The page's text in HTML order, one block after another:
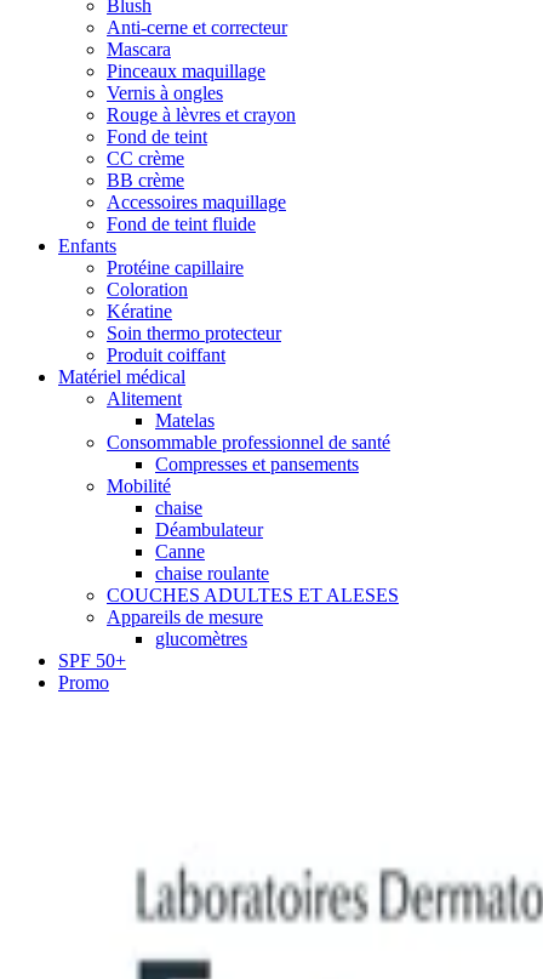
Blush
Anti-cerne et correcteur
Mascara
Pinceaux maquillage
Vernis à ongles
Rouge à lèvres et crayon
Fond de teint
CC crème
BB crème
Accessoires maquillage
Fond de teint fluide
Enfants
Protéine capillaire
Coloration
Kératine
Soin thermo protecteur
Produit coiffant
Matériel médical
Alitement
Matelas
Consommable professionnel de santé
Compresses et pansements
Mobilité
chaise
Déambulateur
Canne
chaise roulante
COUCHES ADULTES ET ALESES
Appareils de mesure
glucomètres
SPF 50+
Promo